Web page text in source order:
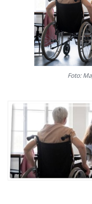
Foto: